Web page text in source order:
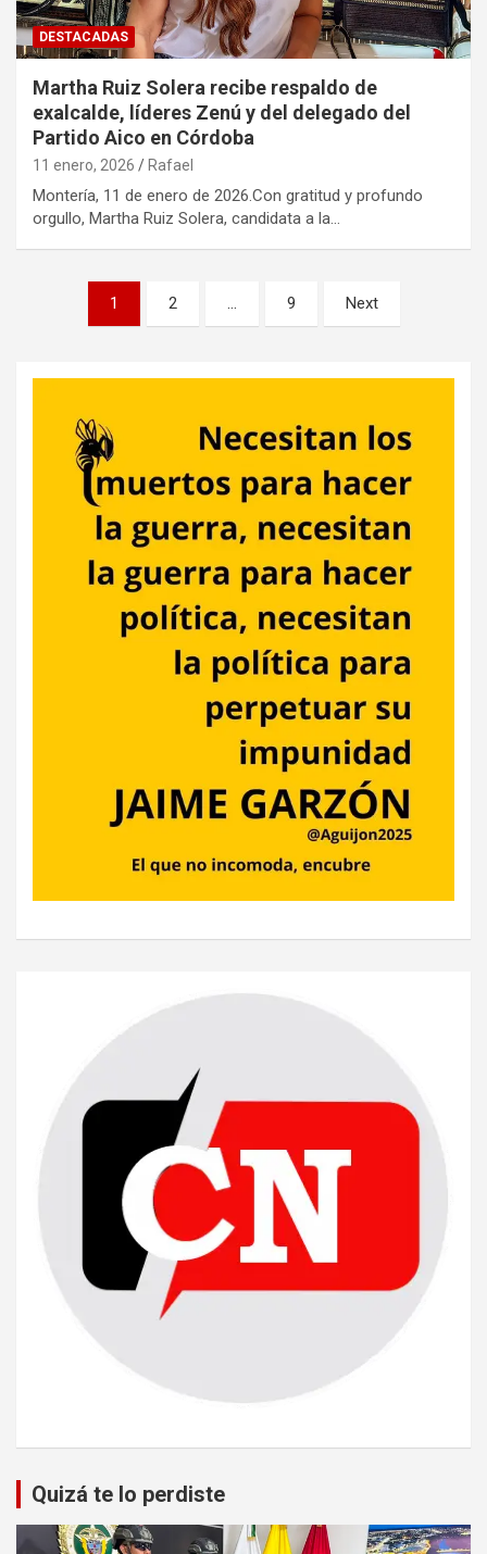
DESTACADAS
Martha Ruiz Solera recibe respaldo de
exalcalde, líderes Zenú y del delegado del
Partido Aico en Córdoba
11 enero, 2026 Rafael
Montería, 11 de enero de 2026.Con gratitud y profundo
orgullo, Martha Ruiz Solera, candidata a la…
Paginación
1 2 … 9 Next
Quizá te lo perdiste